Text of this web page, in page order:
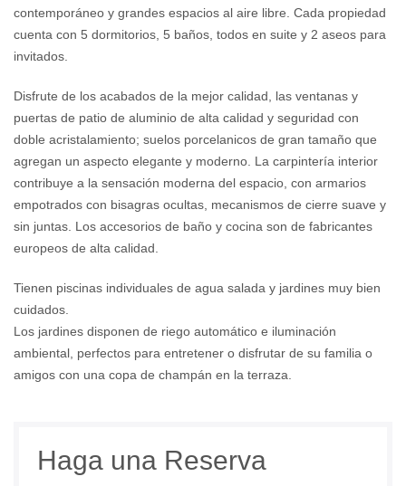
contemporáneo y grandes espacios al aire libre. Cada propiedad
cuenta con 5 dormitorios, 5 baños, todos en suite y 2 aseos para
invitados.
Disfrute de los acabados de la mejor calidad, las ventanas y
puertas de patio de aluminio de alta calidad y seguridad con
doble acristalamiento; suelos porcelanicos de gran tamaño que
agregan un aspecto elegante y moderno. La carpintería interior
contribuye a la sensación moderna del espacio, con armarios
empotrados con bisagras ocultas, mecanismos de cierre suave y
sin juntas. Los accesorios de baño y cocina son de fabricantes
europeos de alta calidad.
Tienen piscinas individuales de agua salada y jardines muy bien
cuidados.
Los jardines disponen de riego automático e iluminación
ambiental, perfectos para entretener o disfrutar de su familia o
amigos con una copa de champán en la terraza.
Haga una Reserva